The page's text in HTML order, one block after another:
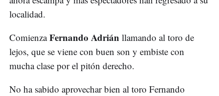
localidad.
ComienzaFernando Adrián llamando al toro de
lejos, que se viene con buen son y embiste con
mucha clase por el pitón derecho.
No ha sabido aprovechar bien al toro Fernando